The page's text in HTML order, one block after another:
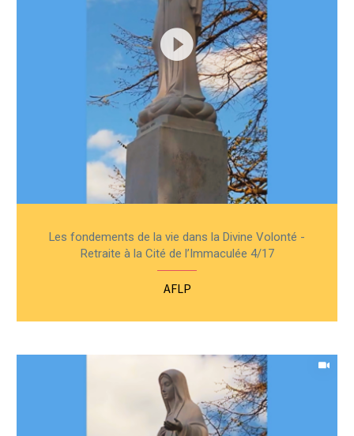
Les fondements de la vie dans la Divine Volonté -
Retraite à la Cité de l’Immaculée 4/17
AFLP